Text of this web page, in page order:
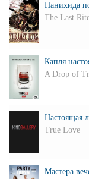
Панихида
The Last
Капля
A Drop of
Настоящая
True Love
Мастера